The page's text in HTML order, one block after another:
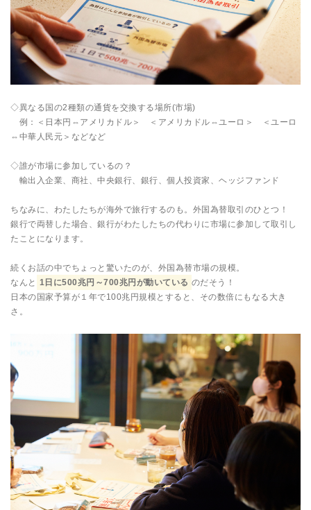
◇異なる国の2種類の通貨を交換する場所(市場)
例：＜日本円⇔アメリカドル＞ ＜アメリカドル⇔ユーロ＞ ＜ユーロ
⇔中華人民元＞などなど
◇誰が市場に参加しているの？
輸出入企業、商社、中央銀行、銀行、個人投資家、ヘッジファンド
ちなみに、わたしたちが海外で旅行するのも。外国為替取引のひとつ！
銀行で両替した場合、銀行がわたしたちの代わりに市場に参加して取引し
たことになります。
続くお話の中でちょっと驚いたのが、外国為替市場の規模。
なんと
1日に500兆円～700兆円が動いている のだそう！
日本の国家予算が１年で100兆円規模とすると、その数倍にもなる大き
さ。